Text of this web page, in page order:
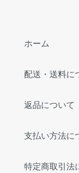
ホーム
配送・送料に
返品について
支払い方法に
特定商取引法